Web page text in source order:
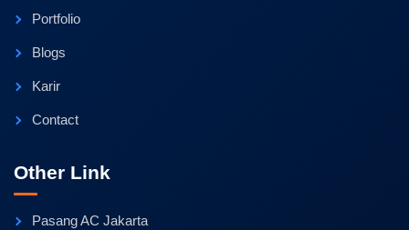
Portfolio
Blogs
Karir
Contact
Other Link
Pasang AC Jakarta